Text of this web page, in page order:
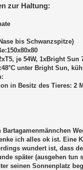
zur Haltung:
bis Schwanzspitze)
je 54W, 1xBright Sun
unter Bright Sun,
in Besitz des Tieres: 2
Bartagamenmännchen
ich alles ok ist. Eine
wundert ist, dass
später (ausgehen tun
seinen Sonnenplatz